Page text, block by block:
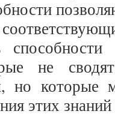
не
но которые
этих